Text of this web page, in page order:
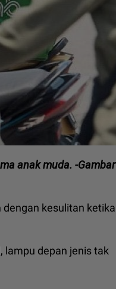
anak muda. -Gambar
kesulitan ketika
lampu depan jenis tak